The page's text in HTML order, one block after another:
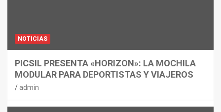
NOTICIAS
PICSIL PRESENTA «HORIZON»: LA MOCHILA
MODULAR PARA DEPORTISTAS Y VIAJEROS
admin